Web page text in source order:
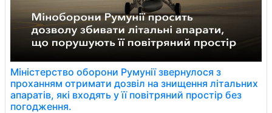
Міністерство оборони Румунії звернулося з
проханням отримати дозвіл на знищення літальних
апаратів, які входять у її повітряний простір без
погодження.